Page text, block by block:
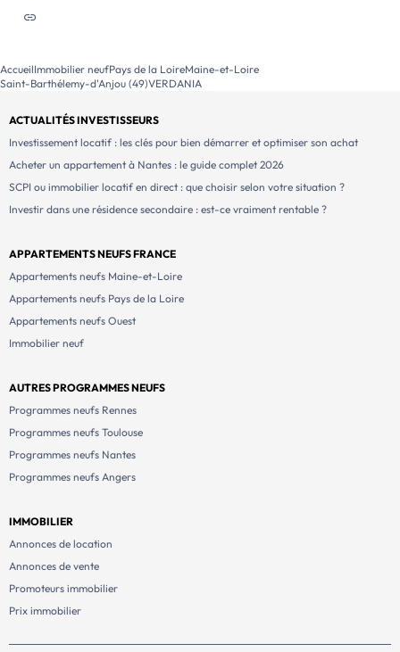
AccueilImmobilier neufPays de la LoireMaine-et-Loire
Saint-Barthélemy-d'Anjou (49)VERDANIA
ACTUALITÉS INVESTISSEURS
Investissement locatif : les clés pour bien démarrer et optimiser son achat
Acheter un appartement à Nantes : le guide complet 2026
SCPI ou immobilier locatif en direct : que choisir selon votre situation ?
Investir dans une résidence secondaire : est-ce vraiment rentable ?
APPARTEMENTS NEUFS FRANCE
Appartements neufs Maine-et-Loire
Appartements neufs Pays de la Loire
Appartements neufs Ouest
Immobilier neuf
AUTRES PROGRAMMES NEUFS
Programmes neufs Rennes
Programmes neufs Toulouse
Programmes neufs Nantes
Programmes neufs Angers
IMMOBILIER
Annonces de location
Annonces de vente
Promoteurs immobilier
Prix immobilier